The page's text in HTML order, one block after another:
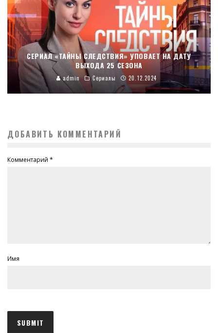
СЕРИАЛ «ТАЙНЫ СЛЕДСТВИЯ» УПОВАЕТ НА ДАТУ
ВЫХОДА 25 СЕЗОНА
admin Сериалы 20.12.2024
ДОБАВИТЬ КОММЕНТАРИЙ
Комментарий *
Имя